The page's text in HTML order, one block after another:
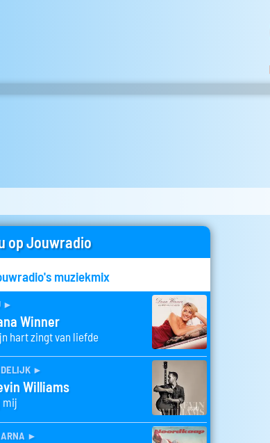
op Jouwradio
muziekmix
►
Winner
hart zingt van liefde
►
Williams
mij
►